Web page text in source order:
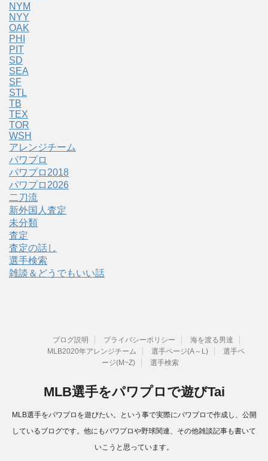
NYM
NYY
OAK
PHI
PIT
SD
SEA
SF
STL
TB
TEX
TOR
WSH
アレンジチーム
パワプロ
パワプロ2018
パワプロ2026
二刀流
新外国人査定
未分類
査定
査定の話し
選手検索
雑談＆どうでもいい話
ブログ説明 プライバシーポリシー
海を渡る男達
MLB2020年アレンジチーム
選手ページ(A～L)
選手ペ
ージ(M~Z)
選手検索
MLB選手をパワプロで遊びTai
MLB選手をパワプロを遊びたい。という事で実際にパワプロで作成し、公開
しているブログです。他にもパワプロや野球関連、その他雑談記事も書いて
いこうと思っています。